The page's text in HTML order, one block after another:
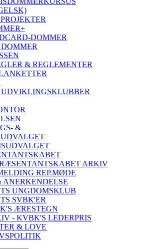
DOMMER
DOMMER
& REGLEMENTER
UDVIKLINGSKLUBBER
&
ARKIV
REP.MØDE
UNGDOMSKLUB
SVBK'ER
ÆRESTEGN
- KVBK'S LEDERPRIS
& LOVE